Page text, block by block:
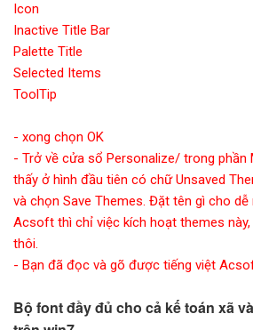
Icon
Inactive Title Bar
Palette Title
Selected Items
ToolTip
- xong chọn OK
- Trở về cửa sổ Personalize/ trong phần
thấy ở hình đầu tiên có chữ Unsaved
và chọn Save Themes. Đặt tên gì cho dễ
Acsoft thì chỉ việc kích hoạt themes
thôi.
- Bạn đã đọc và gõ được tiếng việt
Bộ font đầy đủ cho cả kế toán xã